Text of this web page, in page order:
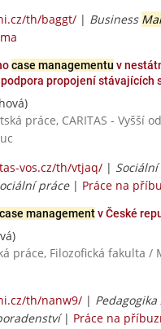
th/baggt/ | Business
case managementu v
propojení stávajících
práce, CARITAS - Vyšší
vos.cz/th/vtjaq/ |
práce| Práce na
case managementv České
práce, Filozofická fakulta /
th/nanw9/ |
| Práce na